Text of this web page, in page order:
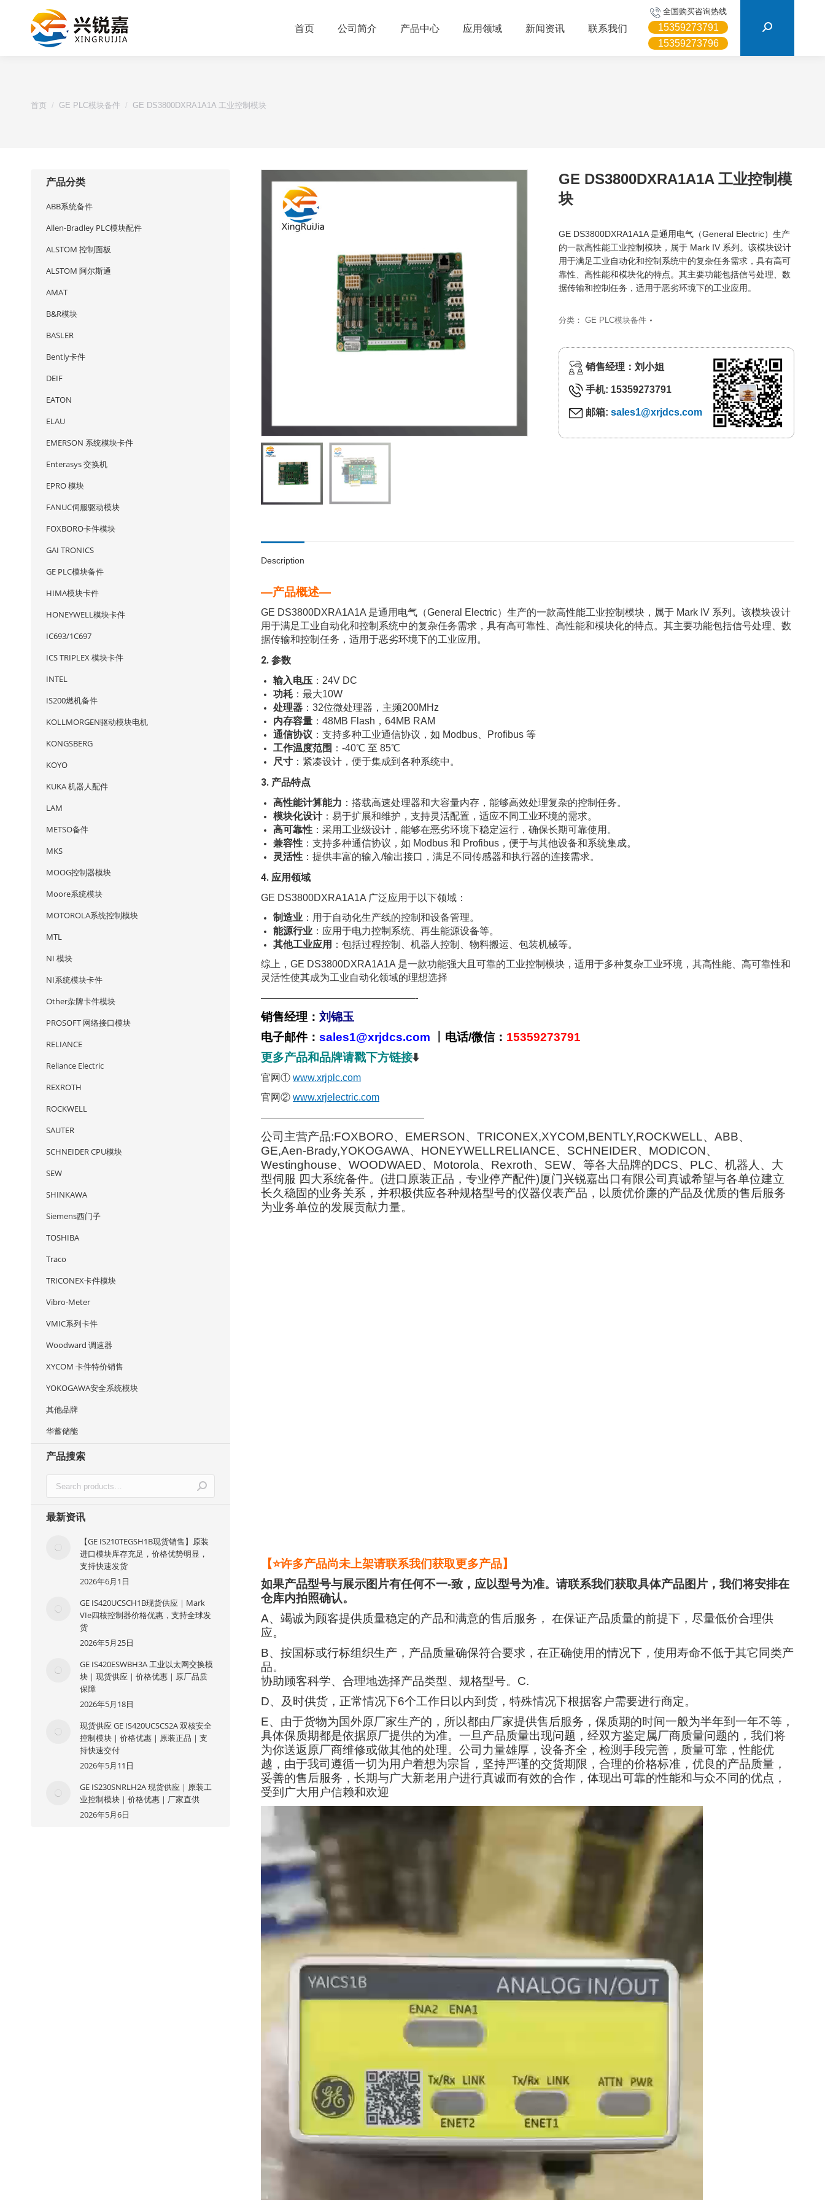
首页 公司简介 产品中心 应用领域 新闻资讯 联系我们
全国购买咨询热线
15359273791
15359273796
首页 GE PLC模块备件 GE DS3800DXRA1A1A 工业控制模块
GE DS3800DXRA1A1A 工业控制模
块
GE DS3800DXRA1A1A 是通用电气（General Electric）生产
的一款高性能工业控制模块，属于 Mark IV 系列。该模块设计
用于满足工业自动化和控制系统中的复杂任务需求，具有高可
靠性、高性能和模块化的特点。其主要功能包括信号处理、数
据传输和控制任务，适用于恶劣环境下的工业应用。
分类： GE PLC模块备件
销售经理：刘小姐
手机: 15359273791
邮箱: sales1@xrjdcs.com
Description
—产品概述—
GE DS3800DXRA1A1A 是通用电气（General Electric）生产的一款高性能工业控制模块，属于 Mark IV 系列。该模块设计
用于满足工业自动化和控制系统中的复杂任务需求，具有高可靠性、高性能和模块化的特点。其主要功能包括信号处理、数
据传输和控制任务，适用于恶劣环境下的工业应用。
2. 参数
输入电压 ：24V DC
功耗 ：最大10W
处理器 ：32位微处理器，主频200MHz
内存容量 ：48MB Flash，64MB RAM
通信协议 ：支持多种工业通信协议，如 Modbus、Profibus 等
工作温度范围 ：-40℃ 至 85℃
尺寸 ：紧凑设计，便于集成到各种系统中。
3. 产品特点
高性能计算能力 ：搭载高速处理器和大容量内存，能够高效处理复杂的控制任务。
模块化设计：易于扩展和维护，支持灵活配置，适应不同工业环境的需求。
高可靠性 ：采用工业级设计，能够在恶劣环境下稳定运行，确保长期可靠使用。
兼容性 ：支持多种通信协议，如 Modbus 和 Profibus，便于与其他设备和系统集成。
灵活性 ：提供丰富的输入/输出接口，满足不同传感器和执行器的连接需求。
4. 应用领域
GE DS3800DXRA1A1A 广泛应用于以下领域：
制造业 ：用于自动化生产线的控制和设备管理。
能源行业 ：应用于电力控制系统、再生能源设备等。
其他工业应用 ：包括过程控制、机器人控制、物料搬运、包装机械等。
综上，GE DS3800DXRA1A1A 是一款功能强大且可靠的工业控制模块，适用于多种复杂工业环境，其高性能、高可靠性和
灵活性使其成为工业自动化领域的理想选择
——————————————————-
销售经理： 刘锦玉
电子邮件： sales1@xrjdcs.com 电话/微信： 15359273791
更多产品和品牌请戳下方链接⬇️
官网① www.xrjplc.com
官网② www.xrjelectric.com
———————————————————
公司主营产品:FOXBORO、EMERSON、TRICONEX,XYCOM,BENTLY,ROCKWELL、ABB、
GE,Aen-Brady,YOKOGAWA、HONEYWELLRELIANCE、SCHNEIDER、MODICON、
Westinghouse、WOODWAED、Motorola、Rexroth、SEW、等各大品牌的DCS、PLC、机器人、大
型伺服 四大系统备件。(进口原装正品，专业停产配件)厦门兴锐嘉出口有限公司真诚希望与各单位建立
长久稳固的业务关系，并积极供应各种规格型号的仪器仪表产品，以质优价廉的产品及优质的售后服务
为业务单位的发展贡献力量。
【⭐许多产品尚未上架请联系我们获取更多产品】
如果产品型号与展示图片有任何不一-致，应以型号为准。请联系我们获取具体产品图片，我们将安排在
仓库内拍照确认。
A、竭诚为顾客提供质量稳定的产品和满意的售后服务， 在保证产品质量的前提下，尽量低价合理供
应。
B、按国标或行标组织生产，产品质量确保符合要求，在正确使用的情况下，使用寿命不低于其它同类产
品。
协助顾客科学、合理地选择产品类型、规格型号。C.
D、及时供货，正常情况下6个工作日以内到货，特殊情况下根据客户需要进行商定。
E、由于货物为国外原厂家生产的，所以都由厂家提供售后服务，保质期的时间一般为半年到一年不等，
具体保质期都是依据原厂提供的为准。一旦产品质量出现问题，经双方鉴定属厂商质量问题的，我们将
为你送返原厂商维修或做其他的处理。公司力量雄厚，设备齐全，检测手段完善，质量可靠，性能优
越，由于我司遵循一切为用户着想为宗旨，坚持严谨的交货期限，合理的价格标准，优良的产品质量，
妥善的售后服务，长期与广大新老用户进行真诚而有效的合作，体现出可靠的性能和与众不同的优点，
受到广大用户信赖和欢迎
产品分类
ABB系统备件
Allen-Bradley PLC模块配件
ALSTOM 控制面板
ALSTOM 阿尔斯通
AMAT
B&R模块
BASLER
Bently卡件
DEIF
EATON
ELAU
EMERSON 系统模块卡件
Enterasys 交换机
EPRO 模块
FANUC伺服驱动模块
FOXBORO卡件模块
GAI TRONICS
GE PLC模块备件
HIMA模块卡件
HONEYWELL模块卡件
IC693/1C697
ICS TRIPLEX 模块卡件
INTEL
IS200燃机备件
KOLLMORGEN驱动模块电机
KONGSBERG
KOYO
KUKA 机器人配件
LAM
METSO备件
MKS
MOOG控制器模块
Moore系统模块
MOTOROLA系统控制模块
MTL
NI 模块
NI系统模块卡件
Other杂牌卡件模块
PROSOFT 网络接口模块
RELIANCE
Reliance Electric
REXROTH
ROCKWELL
SAUTER
SCHNEIDER CPU模块
SEW
SHINKAWA
Siemens西门子
TOSHIBA
Traco
TRICONEX卡件模块
Vibro-Meter
VMIC系列卡件
Woodward 调速器
XYCOM 卡件特价销售
YOKOGAWA安全系统模块
其他品牌
华蓄储能
产品搜索
最新资讯
【GE IS210TEGSH1B现货销售】原装
进口模块库存充足，价格优势明显，
支持快速发货
2026年6月1日
GE IS420UCSCH1B现货供应｜Mark
VIe四核控制器价格优惠，支持全球发
货
2026年5月25日
GE IS420ESWBH3A 工业以太网交换模
块｜现货供应｜价格优惠｜原厂品质
保障
2026年5月18日
现货供应 GE IS420UCSCS2A 双核安全
控制模块｜价格优惠｜原装正品｜支
持快速交付
2026年5月11日
GE IS230SNRLH2A 现货供应｜原装工
业控制模块｜价格优惠｜厂家直供
2026年5月6日